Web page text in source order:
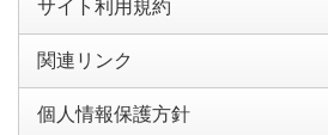
サイト利用規約
関連リンク
個人情報保護方針